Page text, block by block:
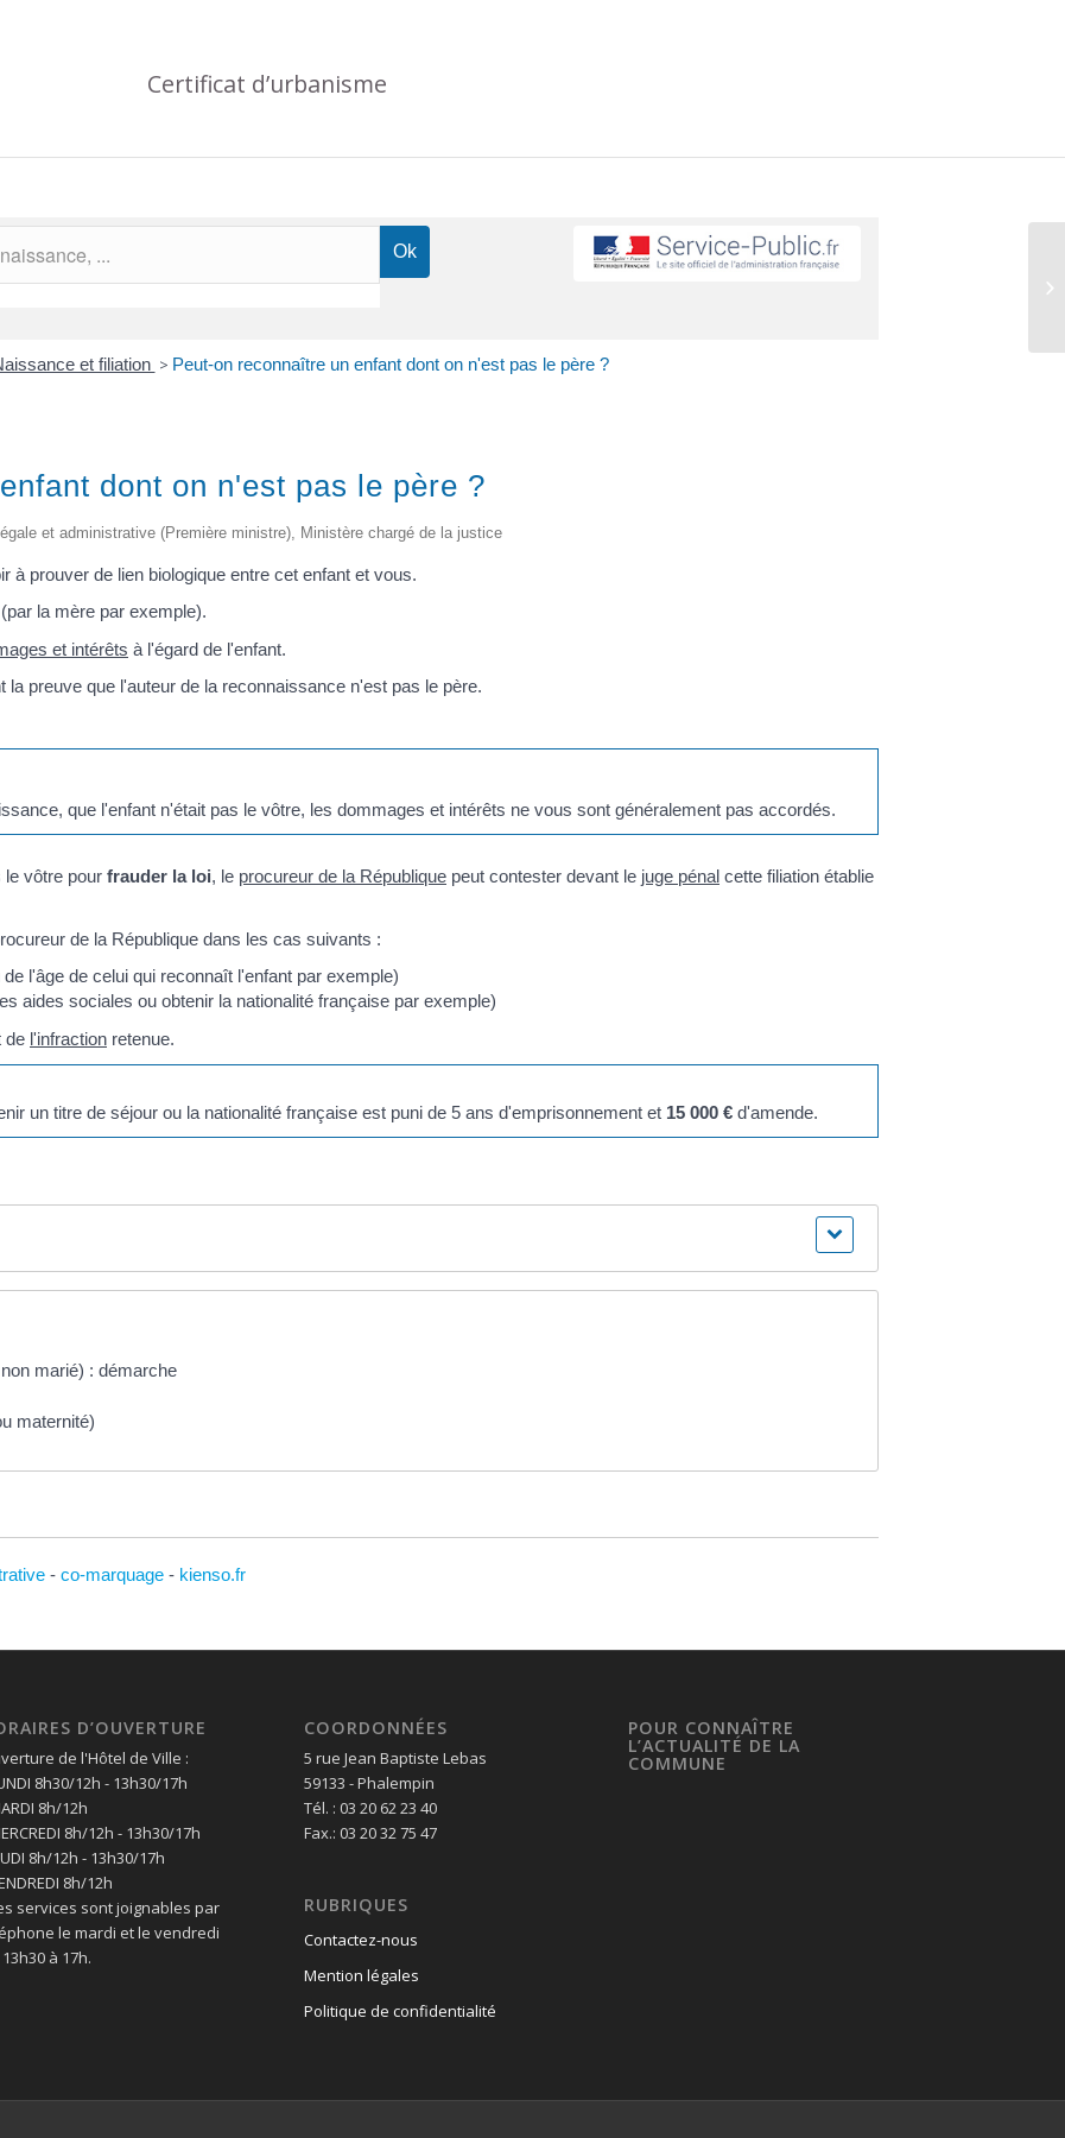
Certificat d’urbanisme
et filiation > Peut-on reconnaître un enfant dont on n'est pas le père ?
dont on n'est pas le père ?
et administrative (Première ministre), Ministère chargé de la justice
à prouver de lien biologique entre cet enfant et vous.
la mère par exemple).
et intérêts à l'égard de l'enfant.
la preuve que l'auteur de la reconnaissance n'est pas le père.
que l'enfant n'était pas le vôtre, les dommages et intérêts ne vous sont généralement pas accordés.
le vôtre pour frauder la loi, le procureur de la République peut contester devant le juge pénal cette filiation établie
de la République dans les cas suivants :
l'âge de celui qui reconnaît l'enfant par exemple)
aides sociales ou obtenir la nationalité française par exemple)
de l'infraction retenue.
un titre de séjour ou la nationalité française est puni de 5 ans d'emprisonnement et 15 000 € d'amende.
marié) : démarche
maternité)
- co-marquage - kienso.fr
D’OUVERTURE
de l'Hôtel de Ville :
8h30/12h - 13h30/17h
8h/12h
8h/12h - 13h30/17h
8h/12h - 13h30/17h
8h/12h
services sont joignables par
le mardi et le vendredi
à 17h.
COORDONNÉES
5 rue Jean Baptiste Lebas
59133 - Phalempin
Tél. : 03 20 62 23 40
Fax.: 03 20 32 75 47
RUBRIQUES
Contactez-nous
Mention légales
Politique de confidentialité
POUR CONNAÎTRE
L’ACTUALITÉ DE LA
COMMUNE